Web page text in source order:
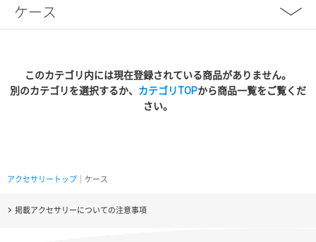
ケース
このカテゴリ内には現在登録されている商品がありません。
別のカテゴリを選択するか、 カテゴリTOPから商品一覧をご覧くだ
さい。
アクセサリートップ ｜ケース
掲載アクセサリーについての注意事項